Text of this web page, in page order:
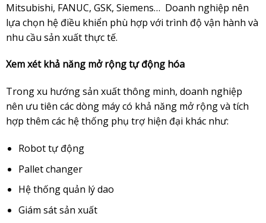
Mitsubishi, FANUC, GSK, Siemens… Doanh nghiệp nên
lựa chọn hệ điều khiển phù hợp với trình độ vận hành và
nhu cầu sản xuất thực tế.
Xem xét khả năng mở rộng tự động hóa
Trong xu hướng sản xuất thông minh, doanh nghiệp
nên ưu tiên các dòng máy có khả năng mở rộng và tích
hợp thêm các hệ thống phụ trợ hiện đại khác như:
Robot tự động
Pallet changer
Hệ thống quản lý dao
Giám sát sản xuất